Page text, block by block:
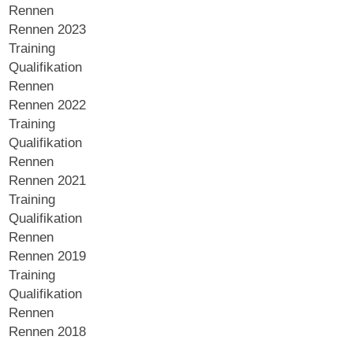
Rennen
Rennen 2023
Training
Qualifikation
Rennen
Rennen 2022
Training
Qualifikation
Rennen
Rennen 2021
Training
Qualifikation
Rennen
Rennen 2019
Training
Qualifikation
Rennen
Rennen 2018